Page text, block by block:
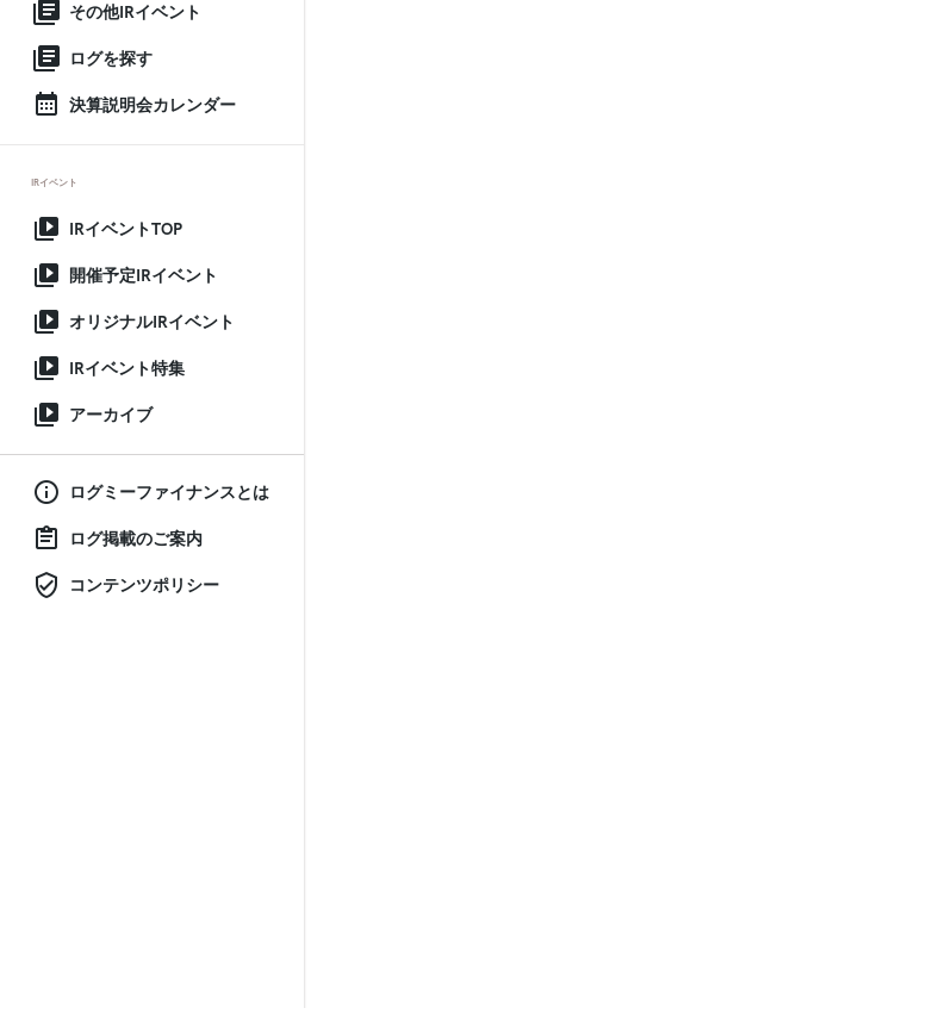
その他IRイベント
ログを探す
決算説明会カレンダー
IRイベント
IRイベントTOP
開催予定IRイベント
オリジナルIRイベント
IRイベント特集
アーカイブ
ログミーファイナンスとは
ログ掲載のご案内
コンテンツポリシー